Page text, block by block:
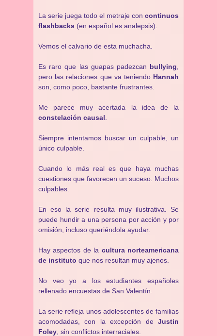
La serie juega todo el metraje con continuos
flashbacks (en español es analepsis).
Vemos el calvario de esta muchacha.
Es raro que las guapas padezcan bullying
pero las relaciones que va teniendo Hannah
son, como poco, bastante frustrantes.
Me parece muy acertada la idea de la
constelación causal
Siempre intentamos buscar un culpable, un
único culpable.
Cuando lo más real es que haya muchas
cuestiones que favorecen un suceso. Muchos
culpables.
En eso la serie resulta muy ilustrativa. Se
puede hundir a una persona por acción y por
omisión, incluso queriéndola ayudar.
Hay aspectos de la cultura norteamericana
de instituto que nos resultan muy ajenos.
No veo yo a los estudiantes españoles
rellenado encuestas de San Valentín.
La serie refleja unos adolescentes de familias
acomodadas, con la excepción de Justin
Foley , sin conflictos interraciales.